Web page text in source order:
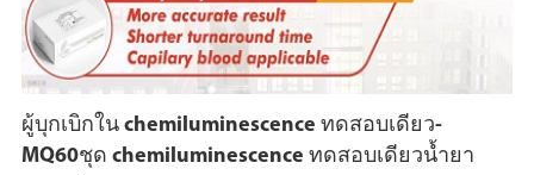
ผู้บุกเบิกใน chemiluminescence ทดสอบเดียว-
MQ60ชุด chemiluminescence ทดสอบเดียวน้ำยา